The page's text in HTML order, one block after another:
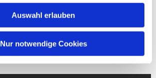
Auswahl erlauben
Nur notwendige Cookies